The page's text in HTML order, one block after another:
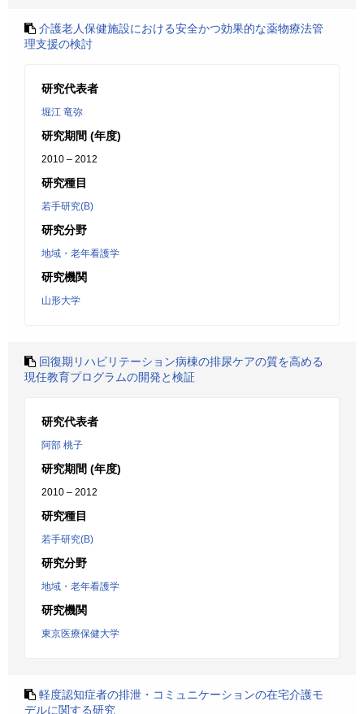
介護老人保健施設における安全かつ効果的な薬物療法管
理支援の検討
研究代表者
堀江 竜弥
研究期間 (年度)
2010 – 2012
研究種目
若手研究(B)
研究分野
地域・老年看護学
研究機関
山形大学
回復期リハビリテーション病棟の排尿ケアの質を高める
現任教育プログラムの開発と検証
研究代表者
阿部 桃子
研究期間 (年度)
2010 – 2012
研究種目
若手研究(B)
研究分野
地域・老年看護学
研究機関
東京医療保健大学
軽度認知症者の排泄・コミュニケーションの在宅介護モ
デルに関する研究